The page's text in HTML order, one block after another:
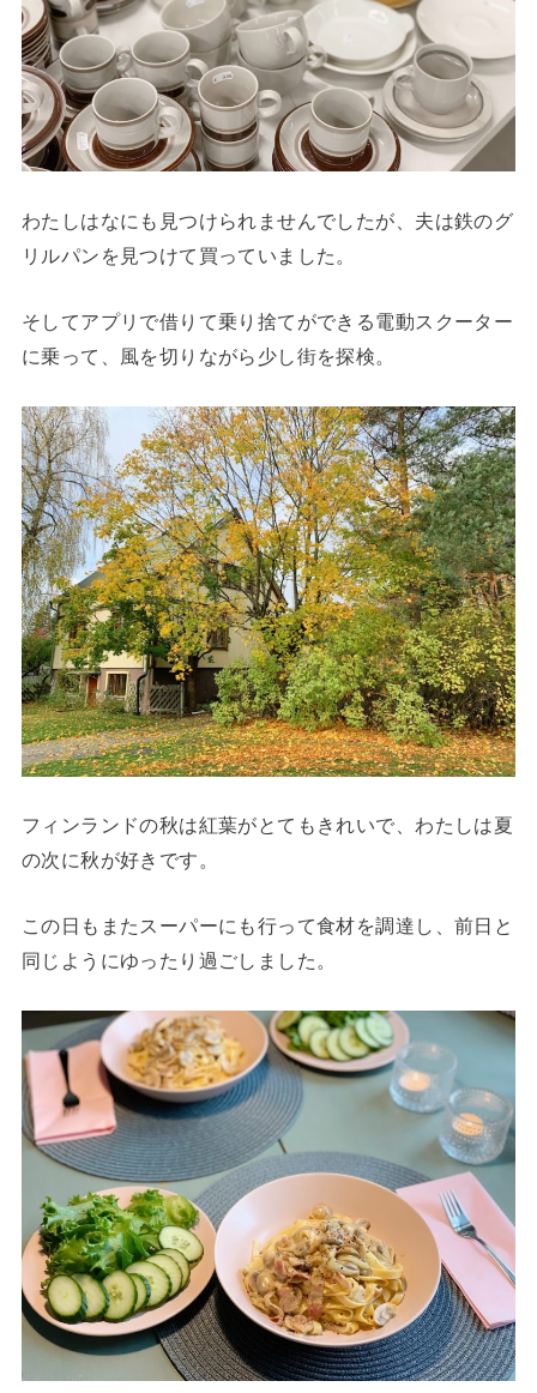
わたしはなにも見つけられませんでしたが、夫は鉄のグ
リルパンを見つけて買っていました。
そしてアプリで借りて乗り捨てができる電動スクーター
に乗って、風を切りながら少し街を探検。
フィンランドの秋は紅葉がとてもきれいで、わたしは夏
の次に秋が好きです。
この日もまたスーパーにも行って食材を調達し、前日と
同じようにゆったり過ごしました。